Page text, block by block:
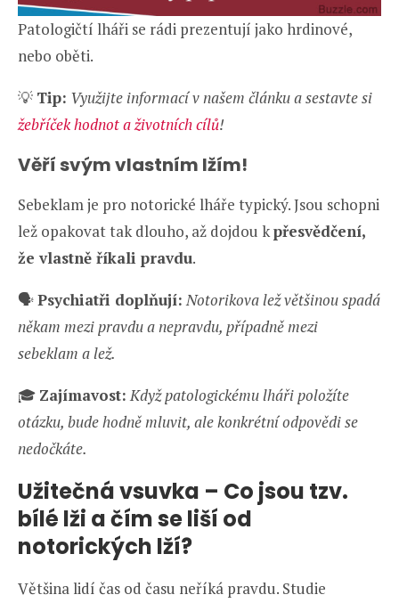
Patologičtí lháři se rádi prezentují jako hrdinové,
nebo oběti.
💡 Tip: Využijte informací v našem článku a sestavte si
žebříček hodnot a životních cílů!
Věří svým vlastním lžím!
Sebeklam je pro notorické lháře typický. Jsou schopni
lež opakovat tak dlouho, až dojdou kpřesvědčení,
že vlastně říkali pravdu.
🗣️Psychiatři doplňují: Notorikova lež většinou spadá
někam mezi pravdu a nepravdu, případně mezi
sebeklam a lež.
🎓 Zajímavost: Když patologickému lháři položíte
otázku, bude hodně mluvit, ale konkrétní odpovědi se
nedočkáte.
Užitečná vsuvka – Co jsou tzv.
bílé lži a čím se liší od
notorických lží?
Většina lidí čas od času neříká pravdu. Studie